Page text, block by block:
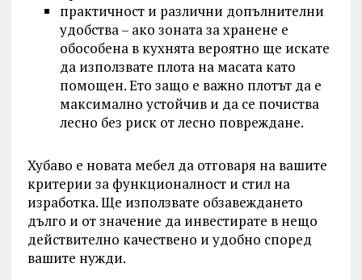
практичност и различни допълнителни
удобства – ако зоната за хранене е
обособена в кухнята вероятно ще искате
да използвате плота на масата като
помощен. Ето защо е важно плотът да е
максимално устойчив и да се почиства
лесно без риск от лесно повреждане.
Хубаво е новата мебел да отговаря на вашите
критерии за функционалност и стил на
изработка. Ще използвате обзавеждането
дълго и от значение да инвестирате в нещо
действително качествено и удобно според
вашите нужди.